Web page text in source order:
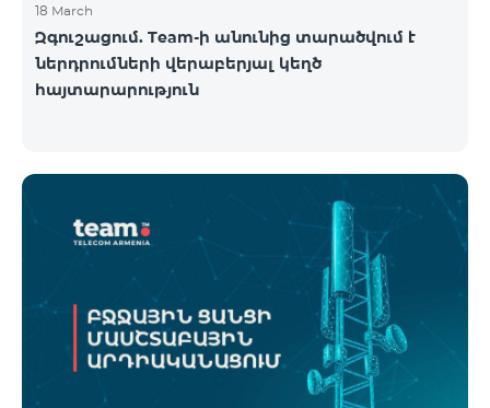
18 March
Զգուշացում. Team-ի անունից տարածվում է
ներդրումների վերաբերյալ կեղծ
հայտարարություն